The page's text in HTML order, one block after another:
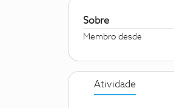
Sobre
Membro desde
Atividade